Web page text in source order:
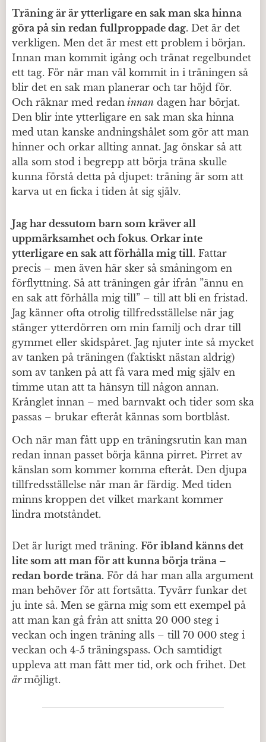
Träning är är ytterligare en sak man ska hinna
göra på sin redan fullproppade dag. Det är det
verkligen. Men det är mest ett problem i början.
Innan man kommit igång och tränat regelbundet
ett tag. För när man väl kommit in i träningen så
blir det en sak man planerar och tar höjd för.
Och räknar med redan innan dagen har börjat.
Den blir inte ytterligare en sak man ska hinna
med utan kanske andningshålet som gör att man
hinner och orkar allting annat. Jag önskar så att
alla som stod i begrepp att börja träna skulle
kunna förstå detta på djupet: träning är som att
karva ut en ficka i tiden åt sig själv.
Jag har dessutom barn som kräver all
uppmärksamhet och fokus. Orkar inte
ytterligare en sak att förhålla mig till. Fattar
precis – men även här sker så småningom en
förflyttning. Så att träningen går ifrån ”ännu en
en sak att förhålla mig till” – till att bli en fristad.
Jag känner ofta otrolig tillfredsställelse när jag
stänger ytterdörren om min familj och drar till
gymmet eller skidspåret. Jag njuter inte så mycket
av tanken på träningen (faktiskt nästan aldrig)
som av tanken på att få vara med mig själv en
timme utan att ta hänsyn till någon annan.
Krånglet innan – med barnvakt och tider som ska
passas – brukar efteråt kännas som bortblåst.
Och när man fått upp en träningsrutin kan man
redan innan passet börja känna pirret. Pirret av
känslan som kommer komma efteråt. Den djupa
tillfredsställelse när man är färdig. Med tiden
minns kroppen det vilket markant kommer
lindra motståndet.
Det är lurigt med träning. För ibland känns det
lite som att man för att kunna börja träna –
redan borde träna. För då har man alla argument
man behöver för att fortsätta. Tyvärr funkar det
ju inte så. Men se gärna mig som ett exempel på
att man kan gå från att snitta 20 000 steg i
veckan och ingen träning alls – till 70 000 steg i
veckan och 4-5 träningspass. Och samtidigt
uppleva att man fått mer tid, ork och frihet. Det
ärmöjligt.